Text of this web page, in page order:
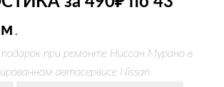
.
при ремонте Ниссан Мурано в
автосервисе Nissan